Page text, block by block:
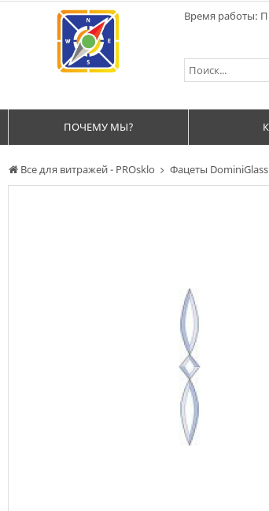
Все для витражей - PROsklo Фацеты DominiGlass
Время работы:
ПОЧЕМУ МЫ?